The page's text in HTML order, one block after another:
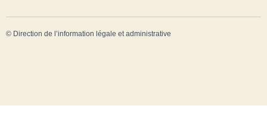
© Direction de l’information légale et administrative